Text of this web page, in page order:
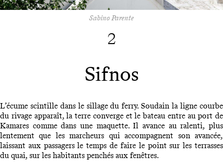
Sabino Parente
2
Sifnos
L’écume scintille dans le sillage du ferry. Soudain la ligne courbe
du rivage apparaît, la terre converge et le bateau entre au port de
Kamares comme dans une maquette. Il avance au ralenti, plus
lentement que les marcheurs qui accompagnent son avancée,
laissant aux passagers le temps de faire le point sur les terrasses
du quai, sur les habitants penchés aux fenêtres.